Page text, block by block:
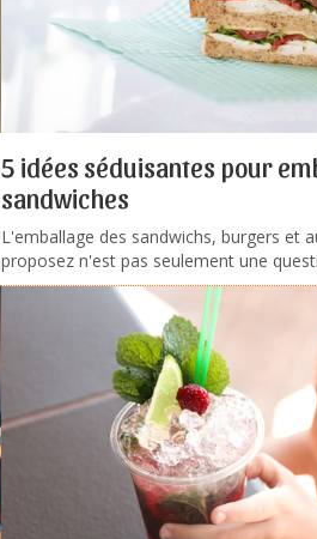
5 idées séduisantes pour
sandwiches
L'emballage des sandwichs, burgers et
proposez n'est pas seulement une